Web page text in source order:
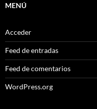
MENÚ
Acceder
Feed de entradas
Feed de comentarios
WordPress.org